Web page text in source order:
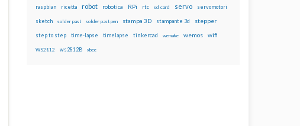
raspbian ricetta robot robotica RPi rtc sd card servo servomotori
sketch solder past solder past pen stampa 3D stampante 3d stepper
step to step time-lapse timelapse tinkercad wemake wemos wifi
WS2812 ws2812B xbee